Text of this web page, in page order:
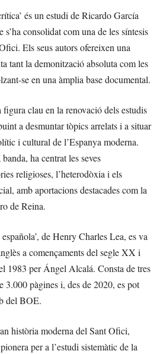
és un estudi de Ricardo García
consolidat com una de les síntesis
Els seus autors ofereixen una
tant la demonització absoluta com les
se en una àmplia base documental.
clau en la renovació dels estudis
a desmuntar tòpics arrelats i a situar
i cultural de l’Espanya moderna.
ha centrat les seves
religioses, l’heterodòxia i els
amb aportacions destacades com la
de Reina.
de Henry Charles Lea, es va
a començaments del segle XX i
1983 per Ángel Alcalá. Consta de tres
3.000 pàgines i, des de 2020, es pot
del BOE.
història moderna del Sant Ofici,
per a l’estudi sistemàtic de la